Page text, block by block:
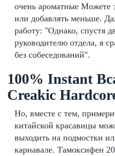
очень ароматные Можете
или добавлять меньше.
работу: "Однако, спустя
руководителю отдела, я
без собеседований".
100% Instant
Creakic
Но, вместе с тем,
китайской красавицы
выходить на подмостки
карнавале. Тамоксифен